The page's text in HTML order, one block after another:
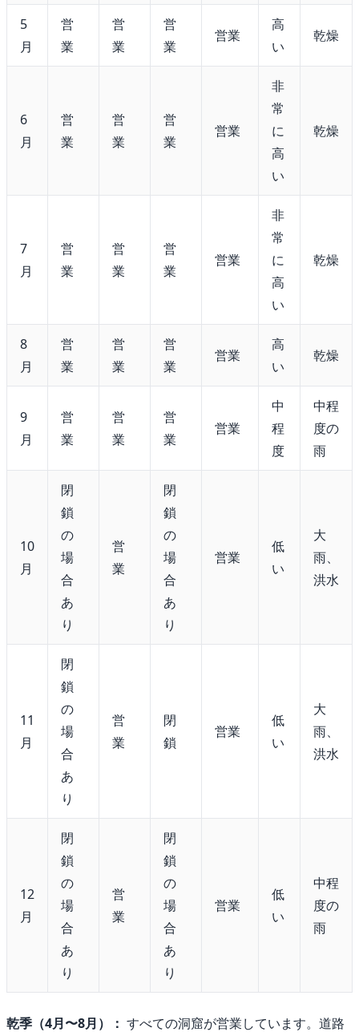
5
月
営
業
営
業
営
業
営業
高
い
乾燥
6
月
営
業
営
業
営
業
営業
非
常
に
高
い
乾燥
7
月
営
業
営
業
営
業
営業
非
常
に
高
い
乾燥
8
月
営
業
営
業
営
業
営業
高
い
乾燥
9
月
営
業
営
業
営
業
営業
中
程
度
中程
度の
雨
10
月
閉
鎖
の
場
合
あ
り
営
業
閉
鎖
の
場
合
あ
り
営業
低
い
大
雨、
洪水
11
月
閉
鎖
の
場
合
あ
り
営
業
閉
鎖
営業
低
い
大
雨、
洪水
12
月
閉
鎖
の
場
合
あ
り
営
業
閉
鎖
の
場
合
あ
り
営業
低
い
中程
度の
雨
乾季（4月〜8月）： すべての洞窟が営業しています。道路